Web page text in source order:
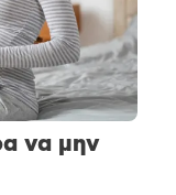
να μην